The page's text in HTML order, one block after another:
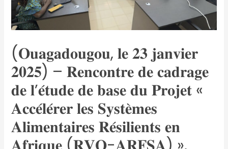
(𝐎𝐮𝐚𝐠𝐚𝐝𝐨𝐮𝐠𝐨𝐮, 𝐥𝐞 𝟐𝟑 𝐣𝐚𝐧𝐯𝐢𝐞𝐫
𝟐𝟎𝟐𝟓) – 𝐑𝐞𝐧𝐜𝐨𝐧𝐭𝐫𝐞 𝐝𝐞 𝐜𝐚𝐝𝐫𝐚𝐠𝐞
𝐝𝐞 𝐥’𝐞́𝐭𝐮𝐝𝐞 𝐝𝐞 𝐛𝐚𝐬𝐞 𝐝𝐮 𝐏𝐫𝐨𝐣𝐞𝐭 «
𝐀𝐜𝐜𝐞́𝐥𝐞́𝐫𝐞𝐫 𝐥𝐞𝐬 𝐒𝐲𝐬𝐭𝐞̀𝐦𝐞𝐬
𝐀𝐥𝐢𝐦𝐞𝐧𝐭𝐚𝐢𝐫𝐞𝐬 𝐑𝐞́𝐬𝐢𝐥𝐢𝐞𝐧𝐭𝐬 𝐞𝐧